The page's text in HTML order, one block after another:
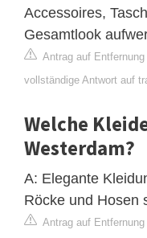
Accessoires,
Gesamtlook
Antrag auf
vollständige Antwort auf
Welche
Westerdam?
A: Elegante
Röcke und Hosen
Antrag auf